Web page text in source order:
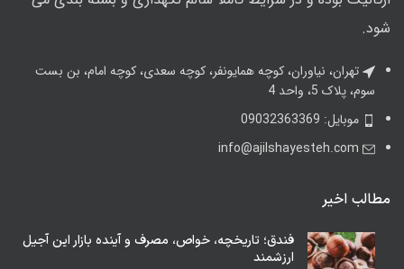
شود.
تهران، نیاوران، کوچه همایونفر، کوچه سعدی، کوچه امام، بن بست
سوم، پلاک 5، واحد 4
موبایل: 09032363369
مطالب اخیر
فندق؛ تاریخچه، خواص، مصرف و آینده بازار این آجیل
ارزشمند